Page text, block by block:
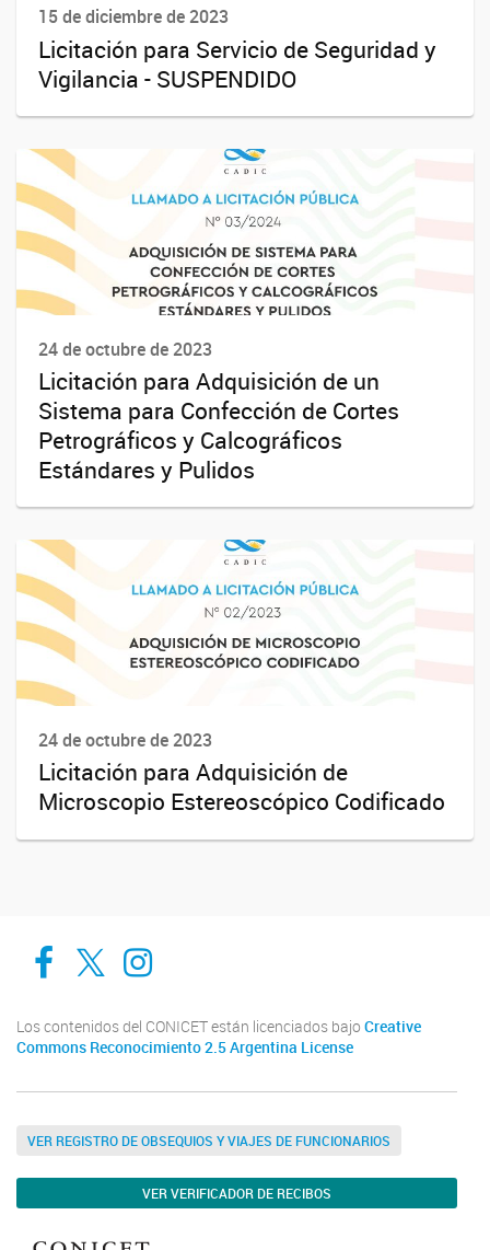
15 de diciembre de 2023
Licitación para Servicio de Seguridad y
Vigilancia - SUSPENDIDO
24 de octubre de 2023
Licitación para Adquisición de un
Sistema para Confección de Cortes
Petrográficos y Calcográficos
Estándares y Pulidos
24 de octubre de 2023
Licitación para Adquisición de
Microscopio Estereoscópico Codificado
Cadic en RedCADIC Ushuaia
Cadic en Red
Los contenidos del CONICET están licenciados bajo Creative
Commons Reconocimiento 2.5 Argentina License
VER REGISTRO DE OBSEQUIOS Y VIAJES DE FUNCIONARIOS
VER VERIFICADOR DE RECIBOS